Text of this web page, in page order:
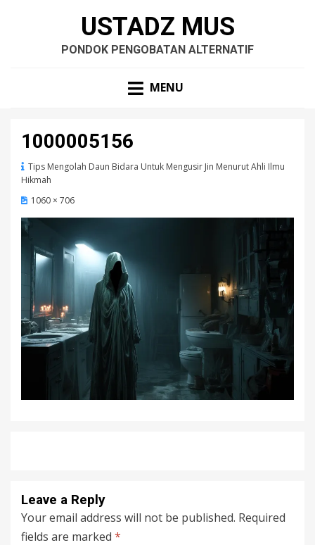
USTADZ MUS
PONDOK PENGOBATAN ALTERNATIF
MENU
1000005156
Tips Mengolah Daun Bidara Untuk Mengusir Jin Menurut Ahli Ilmu
Hikmah
1060 × 706
Leave a Reply
Your email address will not be published. Required
fields are marked *